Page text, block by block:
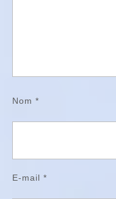
Nom *
E-mail *